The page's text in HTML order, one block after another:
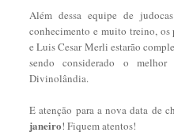
Além dessa equipe de
conhecimento e muito treino,
e Luis Cesar Merli estarão
sendo considerado o
Divinolândia.
E atenção para a nova data de
janeiro! Fiquem atentos!